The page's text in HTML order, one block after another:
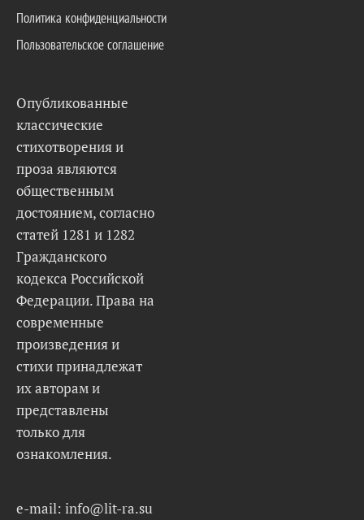
Политика конфиденциальности
Пользовательское соглашение
Опубликованные
классические
стихотворения и
проза являются
общественным
достоянием, согласно
статей 1281 и 1282
Гражданского
кодекса Российской
Федерации. Права на
современные
произведения и
стихи принадлежат
их авторам и
представлены
только для
ознакомления.
e-mail: info@lit-ra.su